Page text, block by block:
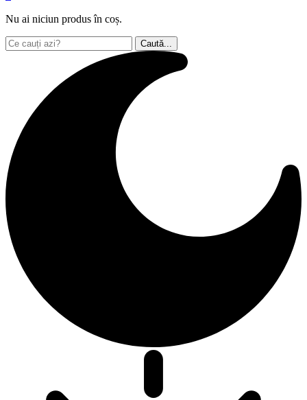
Nu ai niciun produs în coș.